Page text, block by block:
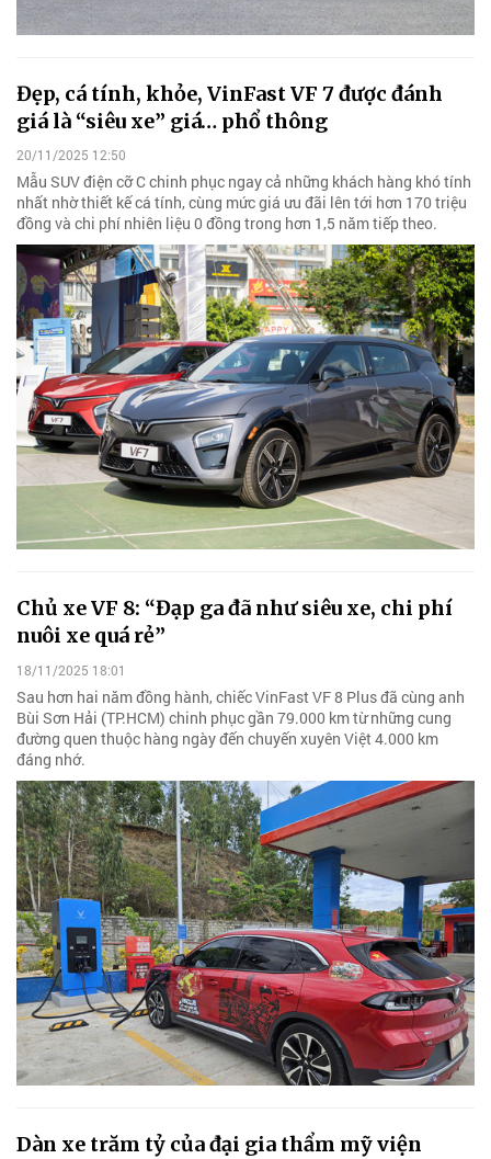
Đẹp, cá tính, khỏe, VinFast VF 7 được đánh
giá là “siêu xe” giá… phổ thông
20/11/2025 12:50
Mẫu SUV điện cỡ C chinh phục ngay cả những khách hàng khó tính
nhất nhờ thiết kế cá tính, cùng mức giá ưu đãi lên tới hơn 170 triệu
đồng và chi phí nhiên liệu 0 đồng trong hơn 1,5 năm tiếp theo.
Chủ xe VF 8: “Đạp ga đã như siêu xe, chi phí
nuôi xe quá rẻ”
18/11/2025 18:01
Sau hơn hai năm đồng hành, chiếc VinFast VF 8 Plus đã cùng anh
Bùi Sơn Hải (TP.HCM) chinh phục gần 79.000 km từ những cung
đường quen thuộc hàng ngày đến chuyến xuyên Việt 4.000 km
đáng nhớ.
Dàn xe trăm tỷ của đại gia thẩm mỹ viện